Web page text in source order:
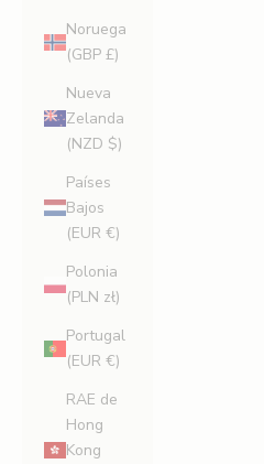
Noruega
(GBP £)
Nueva
Zelanda
(NZD $)
Países
Bajos
(EUR €)
Polonia
(PLN zł)
Portugal
(EUR €)
RAE de
Hong
Kong